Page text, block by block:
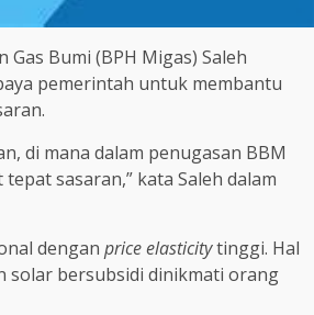
Bumi (BPH Migas) Saleh
pemerintah untuk membantu
di mana dalam penugasan BBM
sasaran,” kata Saleh dalam
dengan price elasticitytinggi. Hal
solar bersubsidi dinikmati orang